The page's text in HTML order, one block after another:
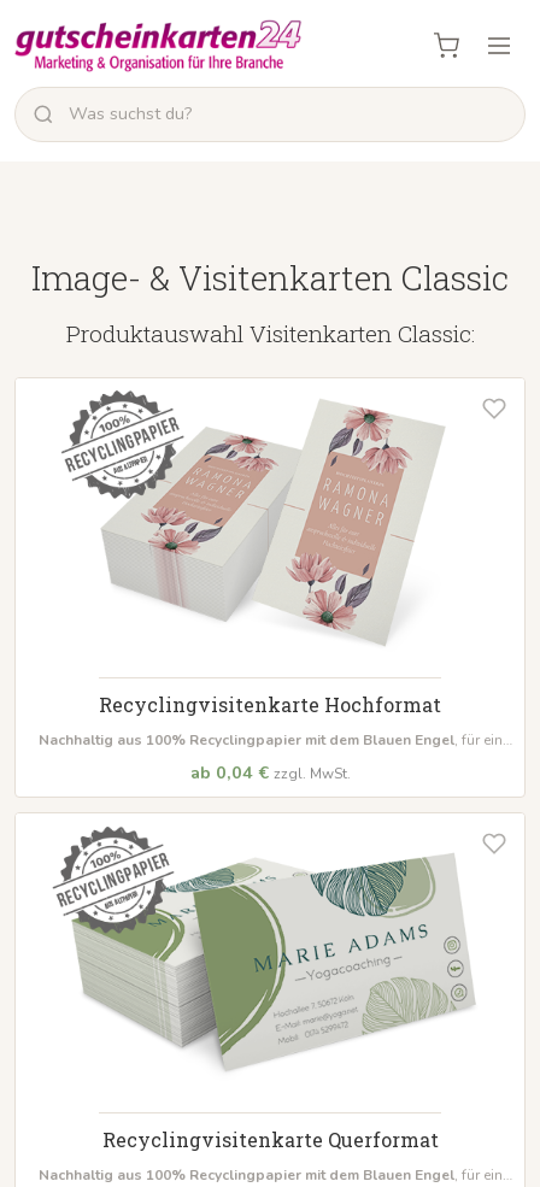
Image- & Visitenkarten Classic
Produktauswahl Visitenkarten Classic:
Recyclingvisitenkarte Hochformat
Nachhaltig aus 100% Recyclingpapier mit dem Blauen Engel, für ein
ab 0,04 € zzgl. MwSt.
Recyclingvisitenkarte Querformat
Nachhaltig aus 100% Recyclingpapier mit dem Blauen Engel, für ein